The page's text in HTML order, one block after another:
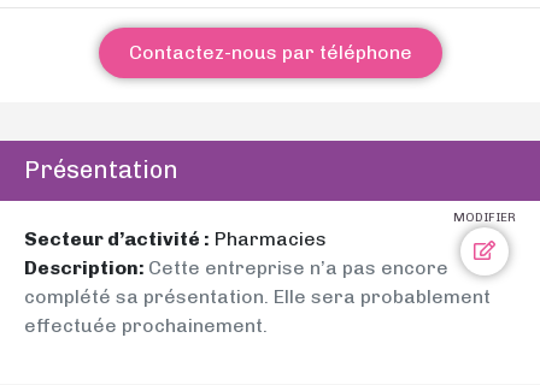
Contactez-nous par téléphone
Présentation
MODIFIER
Secteur d’activité : Pharmacies
Description: Cette entreprise n’a pas encore
complété sa présentation. Elle sera probablement
effectuée prochainement.